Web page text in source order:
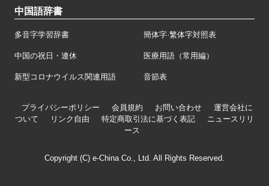
中国語辞書
多音字学習辞書 簡体字·繁体字対照表
中国の祝日・連休 医療用語（常用編）
新型コロナウイルス関連用語 音節表
プライバシーポリシー 会員規約 お問い合わせ
運営会社に
ついて
リンク自由 特定商取引法に基づく表記
ニュースリリ
ース
Copyright (C) e-China Co., Ltd. All Rights Reserved.